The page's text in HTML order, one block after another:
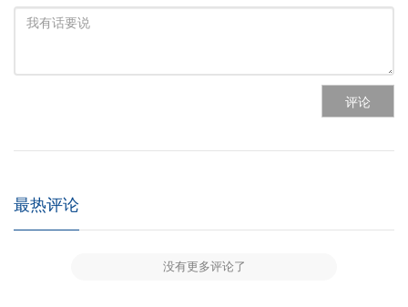
评论
最热评论
没有更多评论了